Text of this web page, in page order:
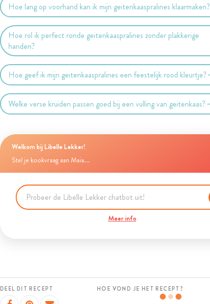
Hoe lang op voorhand kan ik mijn geitenkaaspralines klaarmaken?
Hoe rol ik perfect ronde geitenkaaspralines zonder plakkerige
handen?
Hoe geef ik mijn geitenkaaspralines een feestelijk rood kleurtje?
Welke verse kruiden passen goed bij een vulling van geitenkaas?
Welkom bij Libelle Lekker!
Stel je kookvraag aan Maia...
Meer info
DEEL DIT RECEPT HOE VOND JE HET RECEPT?